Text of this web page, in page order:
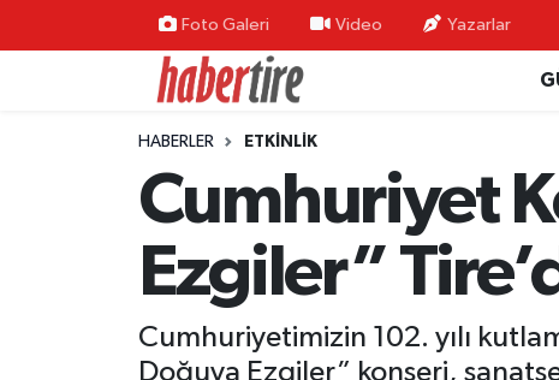
Foto Galeri Video Yazarlar
HABERLER ETKİNLİK
Cumhuriyet
Ezgiler”
Cumhuriyetimizin 102. yılı
Doğuya Ezgiler” konseri,
Tire Nöbetçi Eczaneler
Tire Hava Durumu
Tire Trafik Yoğunluk Haritası
Süper Lig Puan Durumu ve Fikstür
Tüm Manşetler